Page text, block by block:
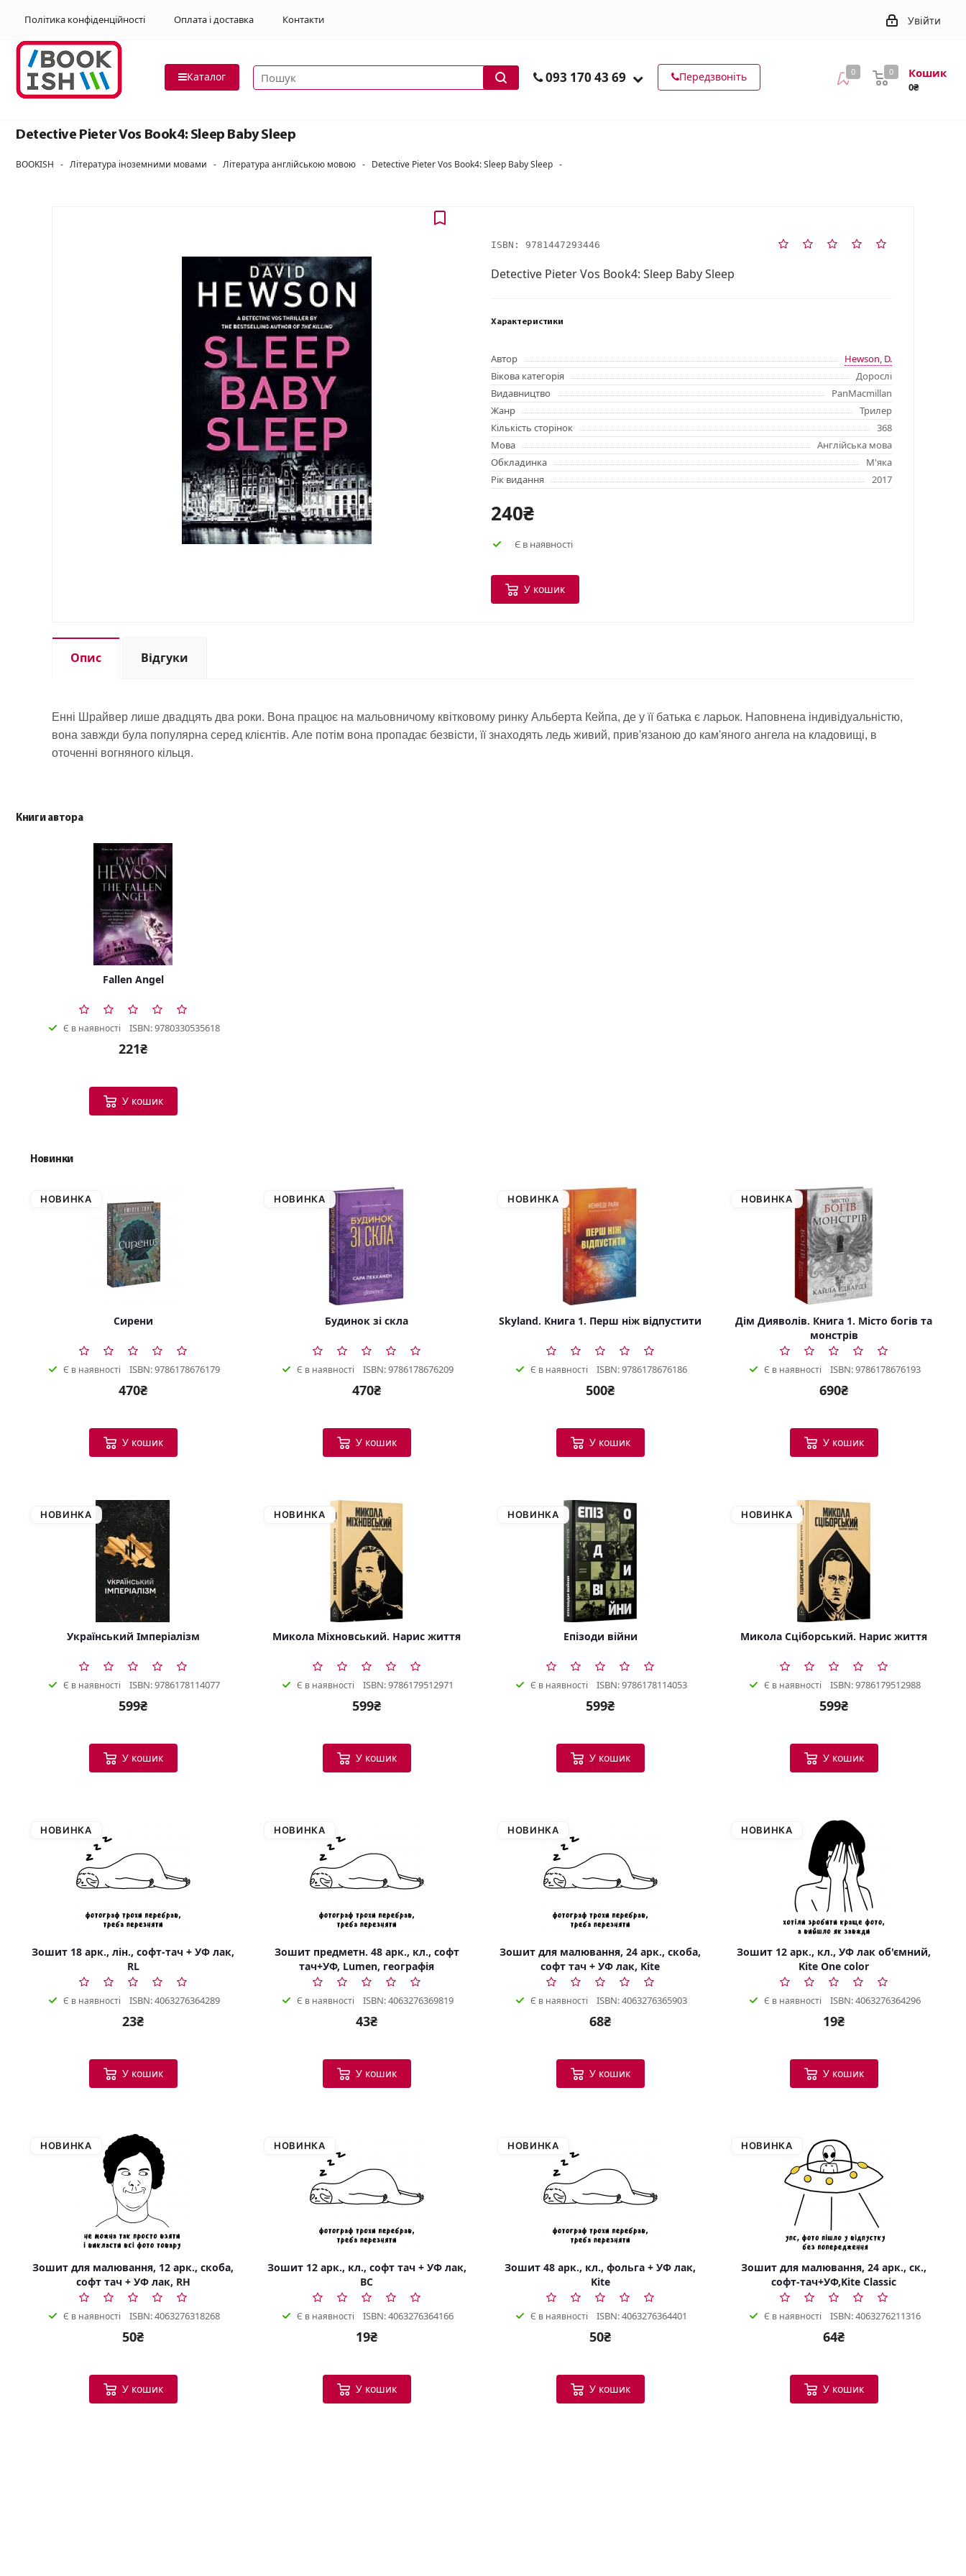
Політика конфіденційності Оплата і доставка Контакти Увійти
Каталог Пошук товарів 093 170 43 69 Передзвоніть 0 Кошик
0₴
0
Detective Pieter Vos Book4: Sleep Baby Sleep
BOOKISH - Література іноземними мовами - Література англійською мовою - Detective Pieter Vos Book4: Sleep Baby Sleep -
ISBN: 9781447293446
Detective Pieter Vos Book4: Sleep Baby Sleep
Характеристики
Автор
Hewson, D.
Вікова категорія
Дорослі
Видавництво
PanMacmillan
Жанр
Трилер
Кількість сторінок
368
Мова
Англійська мова
Обкладинка
М'яка
Рік видання
2017
240₴
Є в наявності
У кошик
Опис Відгуки
Енні Шрайвер лише двадцять два роки. Вона працює на мальовничому квітковому ринку Альберта Кейпа, де у її батька є ларьок. Наповнена індивідуальністю,
вона завжди була популярна серед клієнтів. Але потім вона пропадає безвісти, її знаходять ледь живий, прив'язаною до кам'яного ангела на кладовищі, в
оточенні вогняного кільця.
Книги автора
Fallen Angel
Є в наявності ISBN: 9780330535618
221₴
У кошик
Новинки
НОВИНКА
Сирени
Є в наявності ISBN: 9786178676179
470₴
У кошик
НОВИНКА
Будинок зі скла
Є в наявності ISBN: 9786178676209
470₴
У кошик
НОВИНКА
Skyland. Книга 1. Перш ніж відпустити
Є в наявності ISBN: 9786178676186
500₴
У кошик
НОВИНКА
Дім Дияволів. Книга 1. Місто богів та
монстрів
Є в наявності ISBN: 9786178676193
690₴
У кошик
НОВИНКА
Український Імперіалізм
Є в наявності ISBN: 9786178114077
599₴
У кошик
НОВИНКА
Микола Міхновський. Нарис життя
Є в наявності ISBN: 9786179512971
599₴
У кошик
НОВИНКА
Епізоди війни
Є в наявності ISBN: 9786178114053
599₴
У кошик
НОВИНКА
Микола Сціборський. Нарис життя
Є в наявності ISBN: 9786179512988
599₴
У кошик
НОВИНКА
Зошит 18 арк., лін., софт-тач + УФ лак,
RL
Є в наявності ISBN: 4063276364289
23₴
У кошик
НОВИНКА
Зошит предметн. 48 арк., кл., софт
тач+УФ, Lumen, географія
Є в наявності ISBN: 4063276369819
43₴
У кошик
НОВИНКА
Зошит для малювання, 24 арк., скоба,
софт тач + УФ лак, Kite
Є в наявності ISBN: 4063276365903
68₴
У кошик
НОВИНКА
Зошит 12 арк., кл., УФ лак об'ємний,
Kite One color
Є в наявності ISBN: 4063276364296
19₴
У кошик
НОВИНКА
Зошит для малювання, 12 арк., скоба,
софт тач + УФ лак, RH
Є в наявності ISBN: 4063276318268
50₴
У кошик
НОВИНКА
Зошит 12 арк., кл., софт тач + УФ лак,
BC
Є в наявності ISBN: 4063276364166
19₴
У кошик
НОВИНКА
Зошит 48 арк., кл., фольга + УФ лак,
Kite
Є в наявності ISBN: 4063276364401
50₴
У кошик
НОВИНКА
Зошит для малювання, 24 арк., ск.,
софт-тач+УФ,Kite Classic
Є в наявності ISBN: 4063276211316
64₴
У кошик